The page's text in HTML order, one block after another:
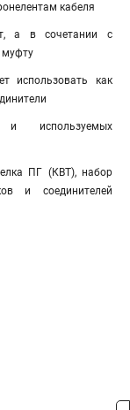
кабеля
а в сочетании с
использовать как
и используемых
ПГ (КВТ), набор
и соединителей